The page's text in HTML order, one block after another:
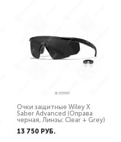
Очки защитные Wiley X
Saber Advanced (Оправа
черная, Линзы: Clear + Grey)
13 750 PУБ.